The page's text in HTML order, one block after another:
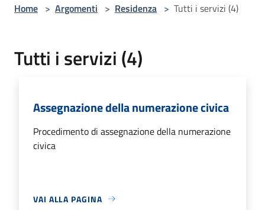
Home > Argomenti > Residenza > Tutti i servizi (4)
Tutti i servizi (4)
Assegnazione della numerazione civica
Procedimento di assegnazione della numerazione
civica
VAI ALLA PAGINA